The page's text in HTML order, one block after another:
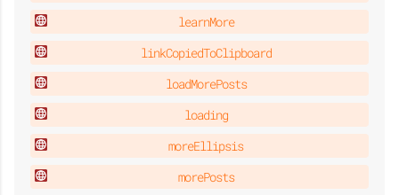
learnMore
linkCopiedToClipboard
loadMorePosts
loading
moreEllipsis
morePosts